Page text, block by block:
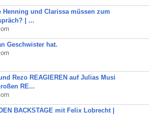
Henning und Clarissa müssen zum
| ...
Geschwister hat.
Rezo REAGIEREN auf Julias Musi
RE...
BACKSTAGE mit Felix Lobrecht |